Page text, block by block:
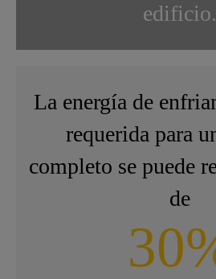
edificio.
La energía de
requerida para
completo se puede
de